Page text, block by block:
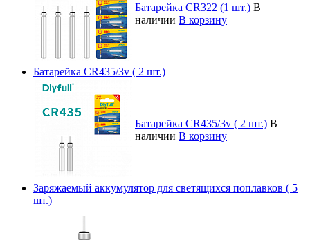
Батарейка CR322 (1 шт.) В
наличии В корзину
Батарейка CR435/3v ( 2 шт.)
Батарейка CR435/3v ( 2 шт.) В
наличии В корзину
Заряжаемый аккумулятор для светящихся поплавков ( 5
шт.)